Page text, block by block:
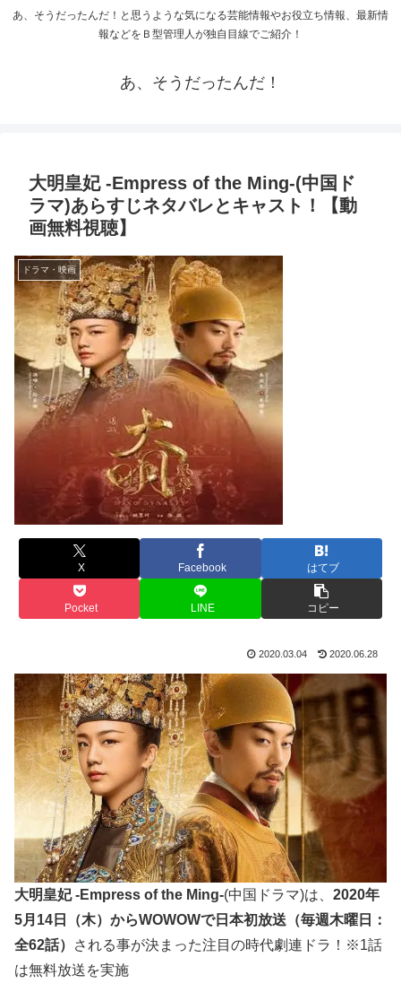
あ、そうだったんだ！と思うような気になる芸能情報やお役立ち情報、最新情
報などをＢ型管理人が独自目線でご紹介！
あ、そうだったんだ！
大明皇妃 -Empress of the Ming-(中国ド
ラマ)あらすじネタバレとキャスト！【動
画無料視聴】
ドラマ・映画
X Facebook はてブ
Pocket LINE コピー
2020.03.04 2020.06.28
大明皇妃 -Empress of the Ming-(中国ドラマ)は、 2020年
5月14日（木）からWOWOWで日本初放送（毎週木曜日：
全62話）
される事が決まった注目の時代劇連ドラ！※1話
は無料放送を実施